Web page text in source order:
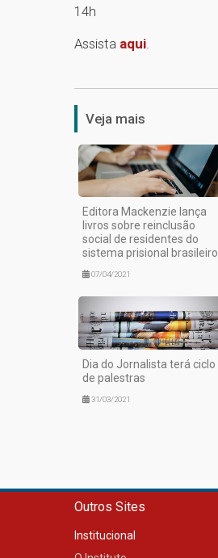
14h
Assista aqui
Veja mais
Editora Mackenzie lança
livros sobre reinclusão
social de residentes do
sistema prisional brasileiro
07/04/2021
Dia do Jornalista terá ciclo
de palestras
31/03/2021
Outros Sites
Institucional